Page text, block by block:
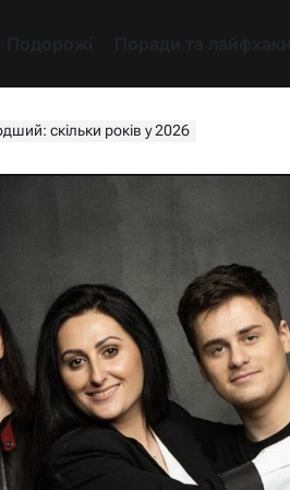
скільки років у 2026